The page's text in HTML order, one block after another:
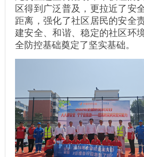
区得到广泛普及，更拉近了安
距离，强化了社区居民的安全
建安全、和谐、稳定的社区环
全防控基础奠定了坚实基础。